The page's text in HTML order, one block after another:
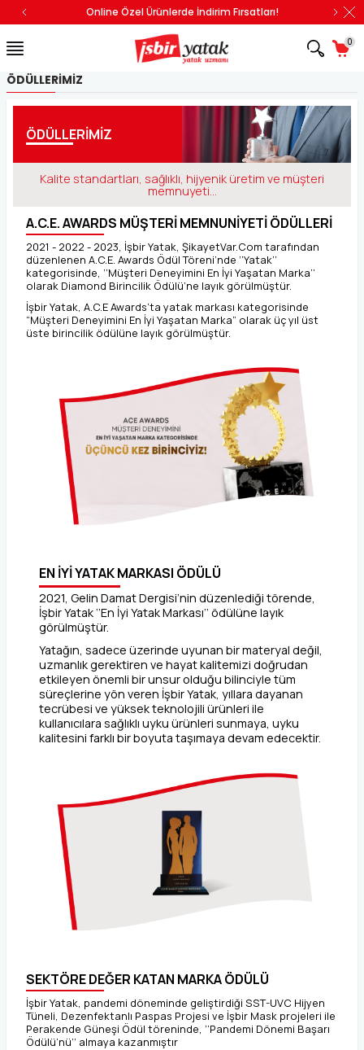
Online Özel Ürünlerde İndirim Fırsatları!
0
ÖDÜLLERIMIZ
ÖDÜLLERİMİZ
Kalite standartları, sağlıklı, hijyenik üretim ve müşteri
memnuyeti...
A.C.E. AWARDS MÜŞTERİ MEMNUNİYETİ ÖDÜLLERİ
2021 - 2022 - 2023, İşbir Yatak, ŞikayetVar.Com tarafından
düzenlenen A.C.E. Awards Ödül Töreni’nde ‘’Yatak’’
kategorisinde, ‘’Müşteri Deneyimini En İyi Yaşatan Marka’’
olarak Diamond Birincilik Ödülü’ne layık görülmüştür.
İşbir Yatak, A.C.E Awards’ta yatak markası kategorisinde
“Müşteri Deneyimini En İyi Yaşatan Marka” olarak üç yıl üst
üste birincilik ödülüne layık görülmüştür.
EN İYİ YATAK MARKASI ÖDÜLÜ
2021, Gelin Damat Dergisi’nin düzenlediği törende,
İşbir Yatak ‘’En İyi Yatak Markası’’ ödülüne layık
görülmüştür.
Yatağın, sadece üzerinde uyunan bir materyal değil,
uzmanlık gerektiren ve hayat kalitemizi doğrudan
etkileyen önemli bir unsur olduğu bilinciyle tüm
süreçlerine yön veren İşbir Yatak, yıllara dayanan
tecrübesi ve yüksek teknolojili ürünleri ile
kullanıcılara sağlıklı uyku ürünleri sunmaya, uyku
kalitesini farklı bir boyuta taşımaya devam edecektir.
SEKTÖRE DEĞER KATAN MARKA ÖDÜLÜ
İşbir Yatak, pandemi döneminde geliştirdiği SST-UVC Hijyen
Tüneli, Dezenfektanlı Paspas Projesi ve İşbir Mask projeleri ile
Perakende Güneşi Ödül töreninde, ‘’Pandemi Dönemi Başarı
Ödülü’nü’’ almaya kazanmıştır